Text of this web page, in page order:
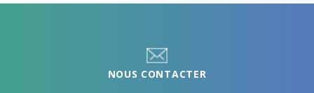
NOUS CONTACTER